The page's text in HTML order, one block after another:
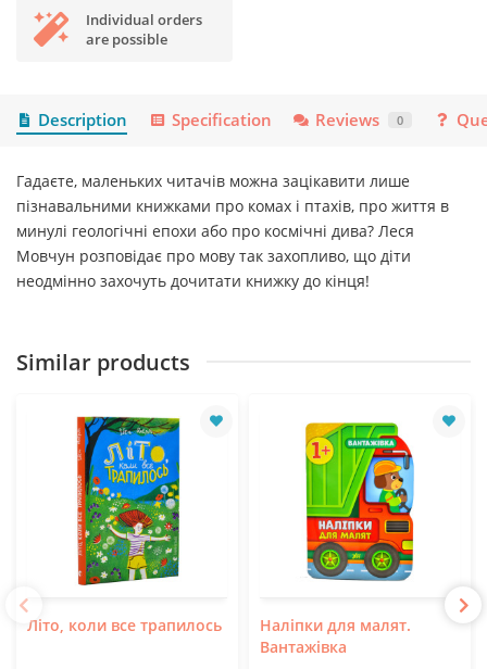
Individual orders
are possible
Description Specification Reviews 0
Гадаєте, маленьких читачів можна зацікавити лише
пізнавальними книжками про комах і птахів, про життя в
минулі геологічні епохи або про космічні дива? Леся
Мовчун розповідає про мову так захопливо, що діти
неодмінно захочуть дочитати книжку до кінця!
Similar products
Літо, коли все трапилось
Наліпки для малят.
Вантажівка